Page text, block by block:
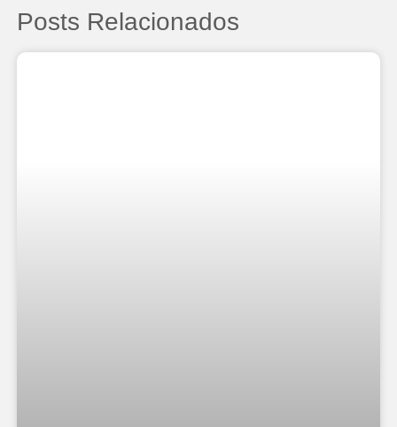
Posts Relacionados